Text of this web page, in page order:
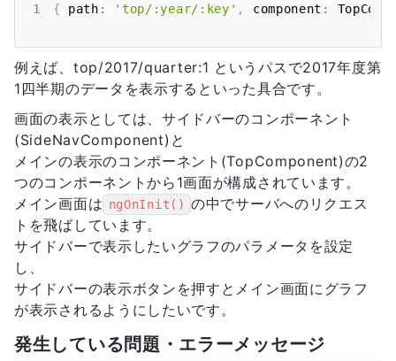
1 { path : 'top/:year/:key' , component :
例えば、top/2017/quarter:1 というパスで2017年度第
1四半期のデータを表示するといった具合です。
画面の表示としては、サイドバーのコンポーネント
(SideNavComponent)と
メインの表示のコンポーネント(TopComponent)の2
つのコンポーネントから1画面が構成されています。
メイン画面は ngOnInit() の中でサーバへのリクエス
トを飛ばしています。
サイドバーで表示したいグラフのパラメータを設定
し、
サイドバーの表示ボタンを押すとメイン画面にグラフ
が表示されるようにしたいです。
発生している問題・エラーメッセージ